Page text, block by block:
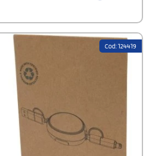
MB/s und eine
MB/s, sodass Sie Ihre Daten effizient
besteht aus robustem
um 360 Grad drehbares
nur einen einfachen Zugang zum
auch verhindert, dass Schmutz
Cod: 124419